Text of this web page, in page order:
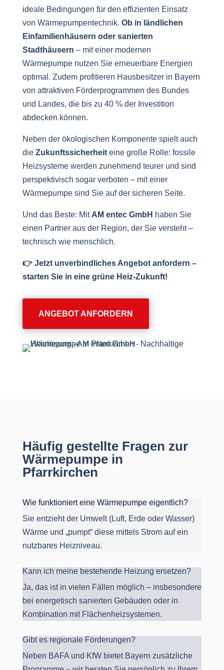
ideale Bedingungen für den effizienten Einsatz
von Wärmepumpentechnik. Ob in ländlichen
Einfamilienhäusern oder sanierten
Stadthäusern – mit einer modernen
Wärmepumpe nutzen Sie erneuerbare Energien
optimal. Zudem profitieren Hausbesitzer in Bayern
von attraktiven Förderprogrammen des Bundes
und Landes, die bis zu 40 % der Investition
abdecken können.
Neben der ökologischen Komponente spielt auch
die Zukunftssicherheiteine große Rolle: fossile
Heizsysteme werden zunehmend teurer und sind
perspektivisch sogar verboten – mit einer
Wärmepumpe sind Sie auf der sicheren Seite.
Und das Beste: Mit AM entec GmbH haben Sie
einen Partner aus der Region, der Sie versteht –
technisch wie menschlich.
👉 Jetzt unverbindliches Angebot anfordern –
starten Sie in eine grüne Heiz-Zukunft!
ANGEBOT ANFORDERN
Häufig gestellte Fragen zur
Wärmepumpe in
Pfarrkirchen
Wie funktioniert eine Wärmepumpe eigentlich?
Sie entzieht der Umwelt (Luft, Erde oder Wasser)
Wärme und „pumpt“ diese mittels Strom auf ein
nutzbares Heizniveau.
Kann ich meine bestehende Heizung ersetzen?
Ja, das ist in vielen Fällen möglich – insbesondere
bei energetisch sanierten Gebäuden oder in
Kombination mit Flächenheizsystemen.
Gibt es regionale Förderungen?
Neben BAFA und KfW bietet Bayern zusätzliche